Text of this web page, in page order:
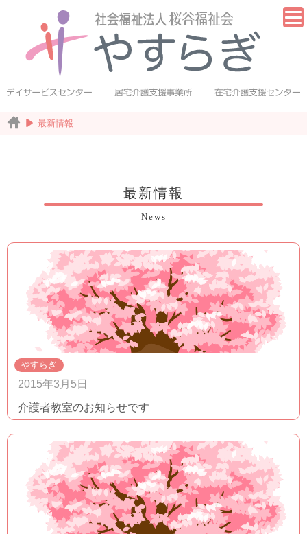
最新情報
最新情報
News
やすらぎ
2015年3月5日
介護者教室のお知らせです